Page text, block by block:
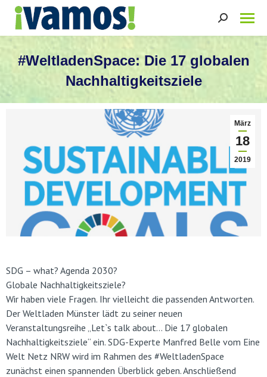
Search:
#WeltladenSpace: Die 17 globalen
Nachhaltigkeitsziele
März
18
2019
SDG – what? Agenda 2030?
Globale Nachhaltigkeitsziele?
Wir haben viele Fragen. Ihr vielleicht die passenden Antworten.
Der Weltladen Münster lädt zu seiner neuen
Veranstaltungsreihe „Let`s talk about… Die 17 globalen
Nachhaltigkeitsziele“ ein. SDG-Experte Manfred Belle vom Eine
Welt Netz NRW wird im Rahmen des #WeltladenSpace
zunächst einen spannenden Überblick geben. Anschließend